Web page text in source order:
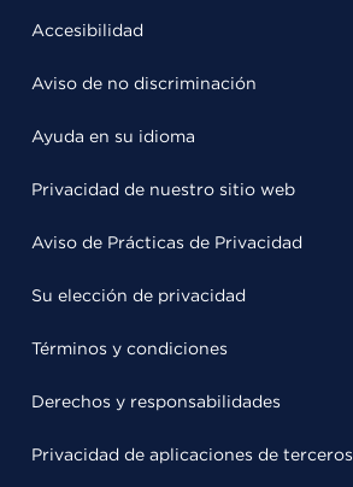
Accesibilidad
Aviso de no discriminación
Ayuda en su idioma
Privacidad de nuestro sitio web
Aviso de Prácticas de Privacidad
Su elección de privacidad
Términos y condiciones
Derechos y responsabilidades
Privacidad de aplicaciones de terceros